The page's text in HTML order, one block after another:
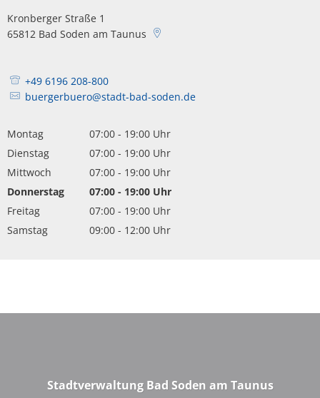
Kronberger Straße 1
65812 Bad Soden am Taunus
+49 6196 208-800
buergerbuero@stadt-bad-soden.de
Montag 07:00 - 19:00 Uhr
Von 07:00 bis 19:00 Uhr
Dienstag 07:00 - 19:00 Uhr
Von 07:00 bis 19:00 Uhr
Mittwoch 07:00 - 19:00 Uhr
Von 07:00 bis 19:00 Uhr
Donnerstag 07:00 - 19:00 Uhr
Von 07:00 bis 19:00 Uhr
Freitag 07:00 - 19:00 Uhr
Von 07:00 bis 19:00 Uhr
Samstag 09:00 - 12:00 Uhr
Stadtverwaltung Bad Soden am Taunus